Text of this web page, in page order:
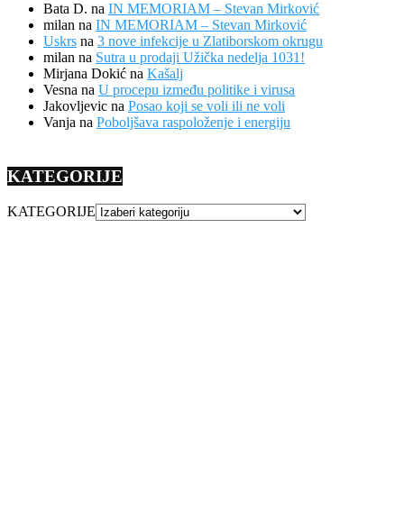
Bata D. na IN MEMORIAM – Stevan Mirković
milan na IN MEMORIAM – Stevan Mirković
Uskrs na 3 nove infekcije u Zlatiborskom okrugu
milan na Sutra u prodaji Užička nedelja 1031!
Mirjana Dokić na Kašalj
Vesna na U procepu između politike i virusa
Jakovljevic na Posao koji se voli ili ne voli
Vanja na Poboljšava raspoloženje i energiju
KATEGORIJE
KATEGORIJE